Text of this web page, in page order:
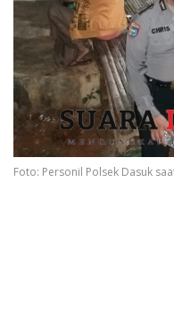
Foto: Personil Polsek Dasuk